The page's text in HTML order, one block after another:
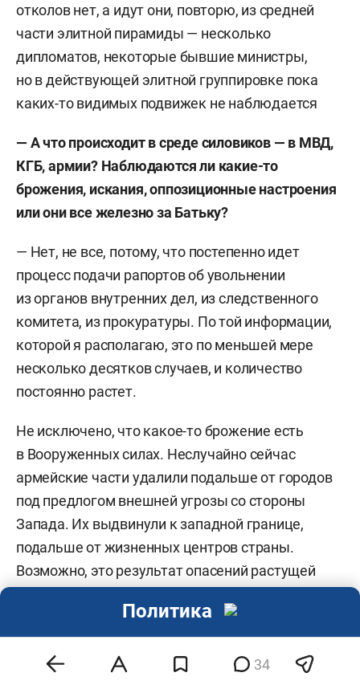
отколов нет, а идут они, повторю, из средней
части элитной пирамиды — несколько
дипломатов, некоторые бывшие министры,
но в действующей элитной группировке пока
каких-то видимых подвижек не наблюдается
— А что происходит в среде силовиков — в МВД,
КГБ, армии? Наблюдаются ли какие-то
брожения, искания, оппозиционные настроения
или они все железно за Батьку?
— Нет, не все, потому, что постепенно идет
процесс подачи рапортов об увольнении
из органов внутренних дел, из следственного
комитета, из прокуратуры. По той информации,
которой я располагаю, это по меньшей мере
несколько десятков случаев, и количество
постоянно растет.
Не исключено, что какое-то брожение есть
в Вооруженных силах. Неслучайно сейчас
армейские части удалили подальше от городов
под предлогом внешней угрозы со стороны
Запада. Их выдвинули к западной границе,
подальше от жизненных центров страны.
Возможно, это результат опасений растущей
в белорусских Вооруженных силах появятся свои
«Капитаны апреля» аналогично Португалии, но,
если таковые сформируются, тоже не очень
34
Политика